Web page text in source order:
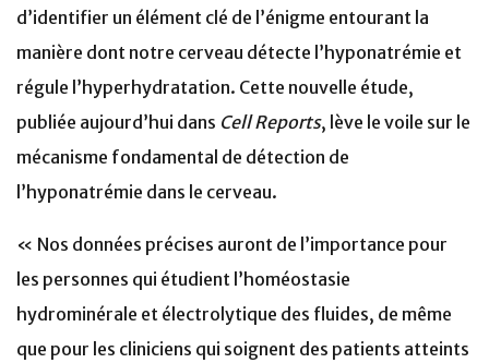
d’identifier un élément clé de l’énigme entourant la
manière dont notre cerveau détecte l’hyponatrémie et
régule l’hyperhydratation. Cette nouvelle étude,
publiée aujourd’hui dans Cell Reports, lève le voile sur le
mécanisme fondamental de détection de
l’hyponatrémie dans le cerveau.
« Nos données précises auront de l’importance pour
les personnes qui étudient l’homéostasie
hydrominérale et électrolytique des fluides, de même
que pour les cliniciens qui soignent des patients atteints